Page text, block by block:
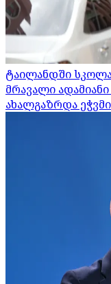
ტაილანდში
მრავალი
ახალგაზრდა